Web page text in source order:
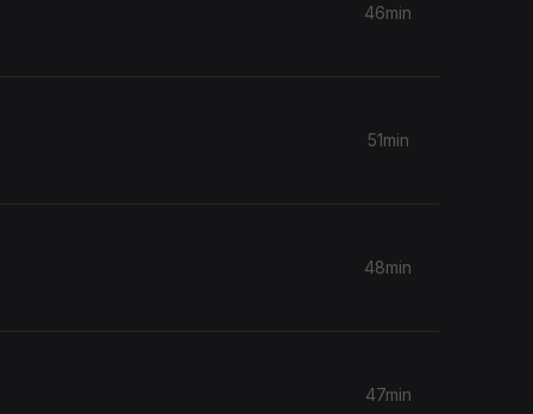
46min
51min
48min
47min